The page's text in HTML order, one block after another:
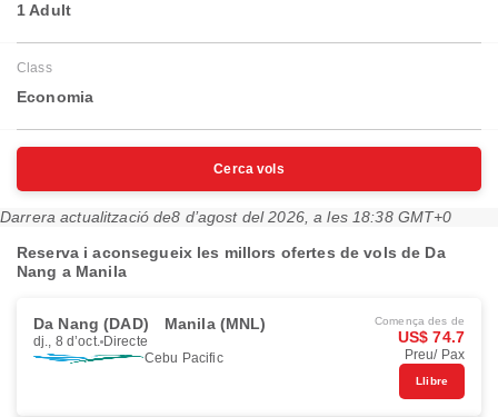
1 Adult
Class
Economia
Cerca vols
Darrera actualització de8 d’agost del 2026, a les 18:38 GMT+0
Reserva i aconsegueix les millors ofertes de vols de Da
Nang a Manila
Da Nang (DAD) Manila (MNL)
dj., 8 d’oct. Directe
Cebu Pacific
Comença des de
US$ 74.7
Preu/ Pax
Llibre